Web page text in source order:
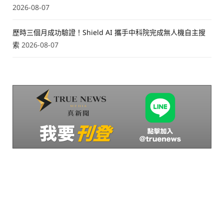
2026-08-07
歷時三個月成功驗證！Shield AI 攜手中科院完成無人機自主搜
索 2026-08-07